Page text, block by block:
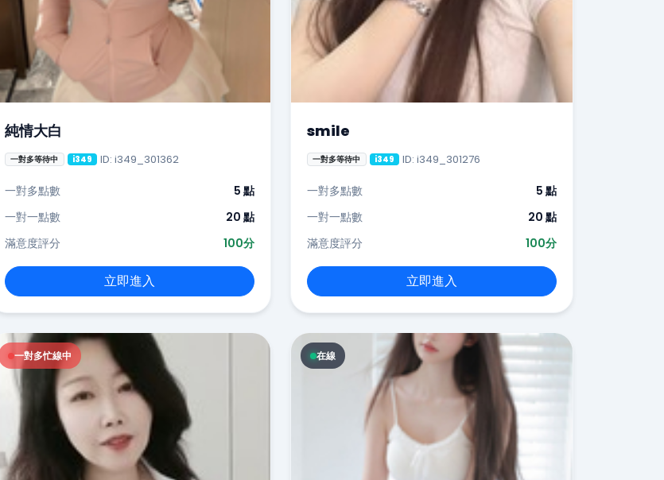
純情大白
一對多等待中 i349 ID: i349_301362
一對多點數
5 點
一對一點數
20 點
滿意度評分
100分
立即進入
smile
一對多等待中 i349 ID: i349_301276
一對多點數
5 點
一對一點數
20 點
滿意度評分
100分
立即進入
一對多忙線中 在線